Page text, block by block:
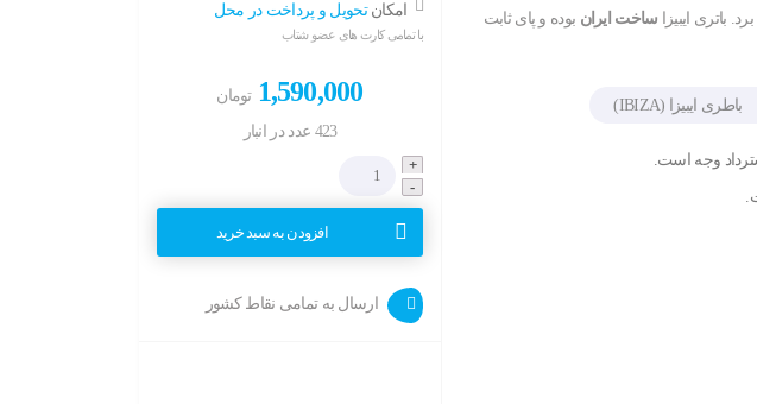
باتری ایبیزا ساخت ایران بوده و پای ثابت
باطری ایبیزا (IBIZA)
وجه است.
امکانتحویل و پرداخت در محل
با تمامی کارت های عضو شتاب
1,590,000 تومان
423 عدد در انبار
افزودن به سبد خرید
ارسال به تمامی نقاط کشور